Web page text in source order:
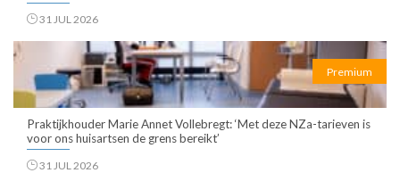
31 JUL 2026
Premium
Praktijkhouder Marie Annet Vollebregt: ‘Met deze NZa-tarieven is
voor ons huisartsen de grens bereikt’
31 JUL 2026